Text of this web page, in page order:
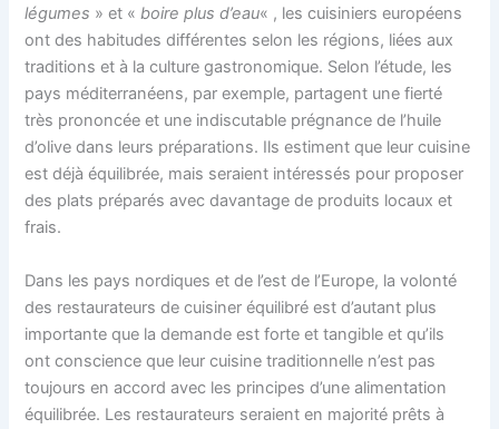
légumes » et «boire plus d’eau« , les cuisiniers européens
ont des habitudes différentes selon les régions, liées aux
traditions et à la culture gastronomique. Selon l’étude, les
pays méditerranéens, par exemple, partagent une fierté
très prononcée et une indiscutable prégnance de l’huile
d’olive dans leurs préparations. Ils estiment que leur cuisine
est déjà équilibrée, mais seraient intéressés pour proposer
des plats préparés avec davantage de produits locaux et
frais.
Dans les pays nordiques et de l’est de l’Europe, la volonté
des restaurateurs de cuisiner équilibré est d’autant plus
importante que la demande est forte et tangible et qu’ils
ont conscience que leur cuisine traditionnelle n’est pas
toujours en accord avec les principes d’une alimentation
équilibrée. Les restaurateurs seraient en majorité prêts à